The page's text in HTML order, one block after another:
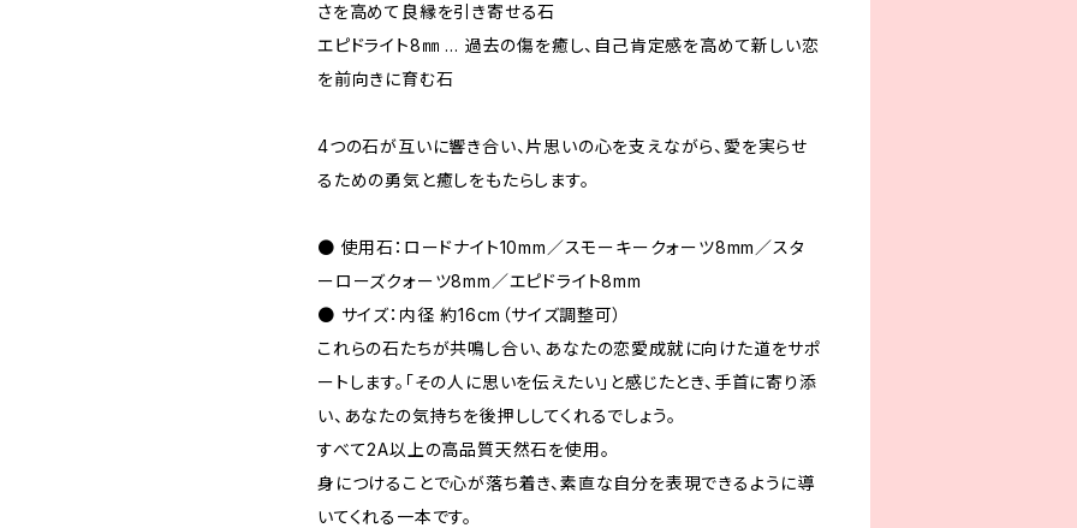
さを高めて良縁を引き寄せる石
エピドライト8㎜ … 過去の傷を癒し、自己肯定感を高めて新しい恋
を前向きに育む石
4つの石が互いに響き合い、片思いの心を支えながら、愛を実らせ
るための勇気と癒しをもたらします。
● 使用石：ロードナイト10mm／スモーキークォーツ8mm／スタ
ーローズクォーツ8mm／エピドライト8mm
● サイズ：内径 約16cm（サイズ調整可）
これらの石たちが共鳴し合い、あなたの恋愛成就に向けた道をサポ
ートします。「その人に思いを伝えたい」と感じたとき、手首に寄り添
い、あなたの気持ちを後押ししてくれるでしょう。
すべて2A以上の高品質天然石を使用。
身につけることで心が落ち着き、素直な自分を表現できるように導
いてくれる一本です。